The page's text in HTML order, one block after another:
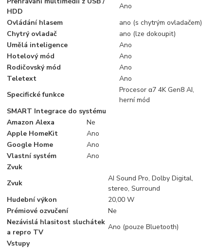
HDD
Ano
Ovládání hlasem
ano (s chytrým ovladačem)
Chytrý ovladač
ano (lze dokoupit)
Umělá inteligence
Ano
Hotelový mód
Ano
Rodičovský mód
Ano
Teletext
Ano
Specifické funkce
Procesor α7 4K Gen8 AI,
herní mód
SMART Integrace do systému
Amazon Alexa
Ne
Apple HomeKit
Ano
Google Home
Ano
Vlastní systém
Ano
Zvuk
Zvuk
AI Sound Pro, Dolby Digital,
stereo, Surround
Hudební výkon
20,00 W
Prémiové ozvučení
Ne
Nezávislá hlasitost sluchátek
a repro TV
Ano (pouze Bluetooth)
Vstupy